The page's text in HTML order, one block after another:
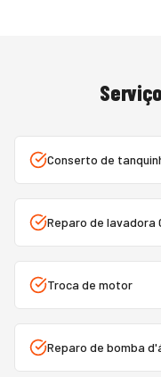
Conserto de
Reparo de lavadora
Troca de motor
Reparo de bomba